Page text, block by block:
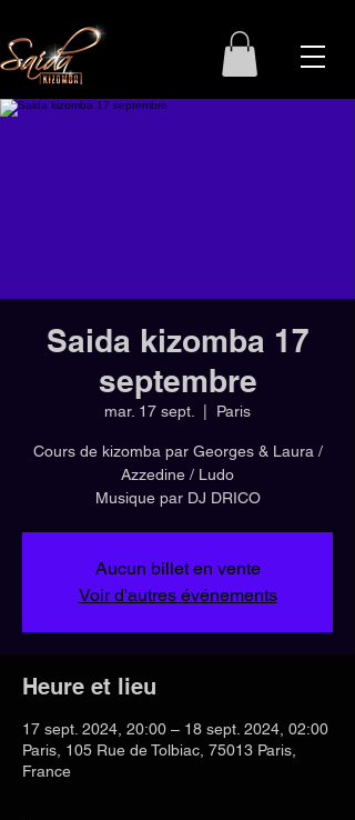
Saida kizomba 17
septembre
mar. 17 sept. Paris
Cours de kizomba par Georges & Laura /
Azzedine / Ludo
Musique par DJ DRICO
Aucun billet en vente
Voir d'autres événements
Heure et lieu
17 sept. 2024, 20:00 – 18 sept. 2024, 02:00
Paris, 105 Rue de Tolbiac, 75013 Paris,
France